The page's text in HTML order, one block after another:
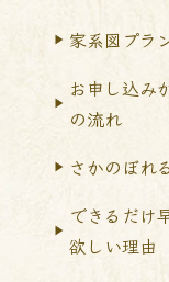
家系図プラ
お申し込み
の流れ
さかのぼれ
できるだけ
欲しい理由